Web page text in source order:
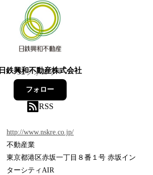
日鉄興和不動産株式会社
92フォロワー
フォロー
RSS
http://www.nskre.co.jp/
不動産業
東京都港区赤坂一丁目８番１号 赤坂イン
ターシティAIR